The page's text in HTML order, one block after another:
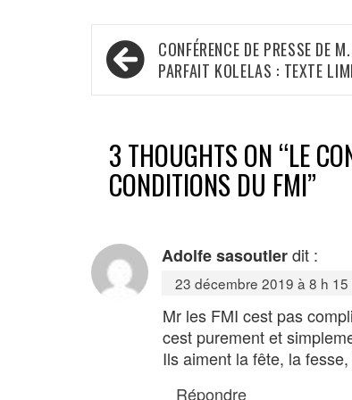
Navigation
de
CONFÉRENCE DE PRESSE DE
PARFAIT KOLELAS : TEXTE
3 THOUGHTS ON “LE
CONDITIONS DU FMI”
Adolfe sasoutlerdit :
23 décembre 2019 à 8 h 15
Mr les FMI cest pas
cest purement et
Ils aiment la fête, la
Répondre